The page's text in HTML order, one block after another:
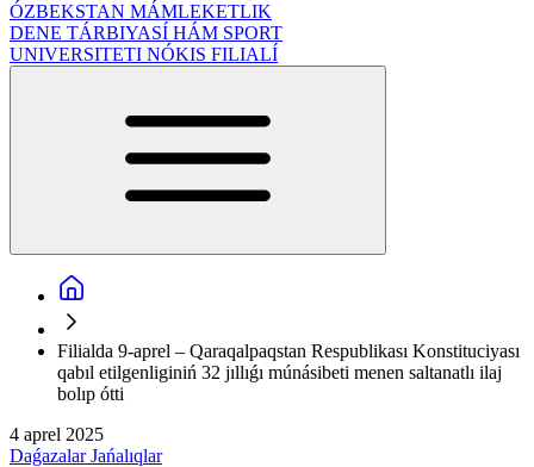
ÓZBEKSTAN MÁMLEKETLIK
DENE TÁRBIYASÍ HÁM SPORT
UNIVERSITETI NÓKIS FILIALÍ
Filialda 9-aprel – Qaraqalpaqstan Respublikası Konstituciyası
qabıl etilgenliginiń 32 jıllıǵı múnásibeti menen saltanatlı ilaj
bolıp ótti
4 aprel 2025
DaǵazalarJańalıqlar